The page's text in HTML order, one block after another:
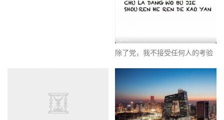
除了党，我不接受任何人的考验